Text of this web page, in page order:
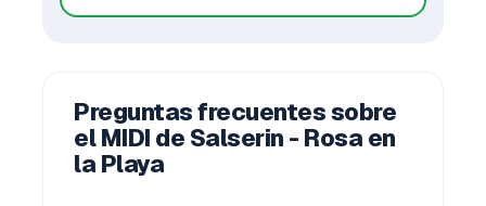
Preguntas frecuentes sobre
el MIDI de Salserin - Rosa en
la Playa